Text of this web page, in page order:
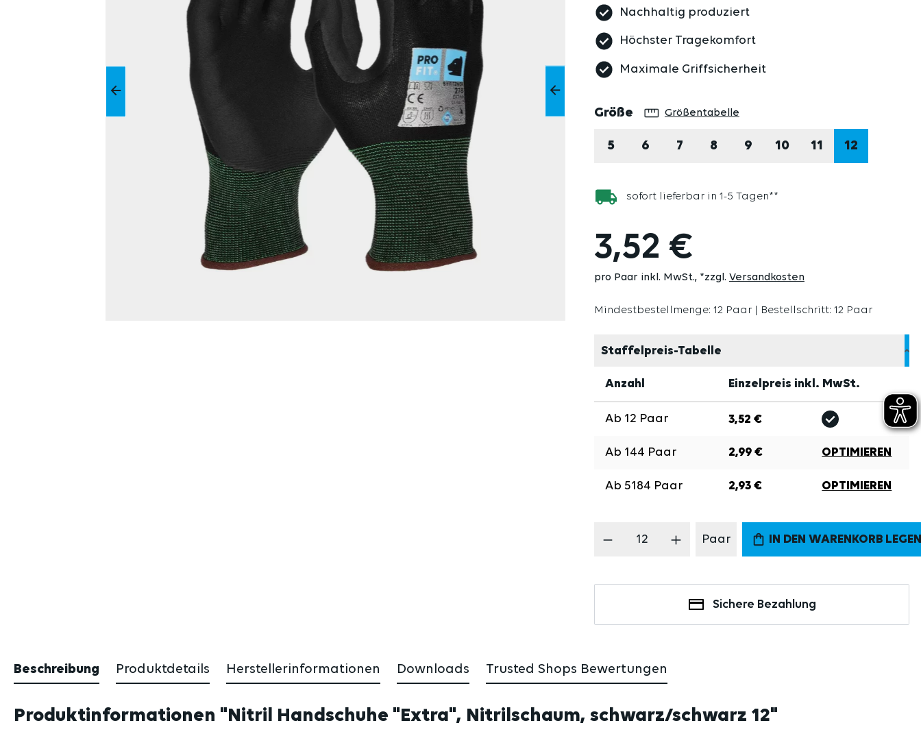
Nachhaltig produziert
Höchster Tragekomfort
Maximale Griffsicherheit
Größeauswählen
Größentabelle
5 6 7 8 9 10 11 12
sofort lieferbar in 1-5 Tagen**
3,52 €
pro Paar inkl. MwSt. *zzgl. Versandkosten
Mindestbestellmenge: 12 Paar | Bestellschritt: 12 Paar
Staffelpreis-Tabelle
Anzahl Einzelpreis inkl. MwSt.
Ab 12 Paar 3,52 €
Ab 144 Paar 2,99 € OPTIMIEREN
Ab 5184 Paar 2,93 € OPTIMIEREN
Produkt Anzahl: Gib den gewünschten
Paar IN DEN WARENKORB LEGEN
Sichere Bezahlung
Beschreibung Produktdetails Herstellerinformationen Downloads Trusted Shops Bewertungen
Produktinformationen "Nitril Handschuhe "Extra", Nitrilschaum, schwarz/schwarz 12"